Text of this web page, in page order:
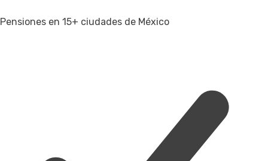
Pensiones en 15+ ciudades de México